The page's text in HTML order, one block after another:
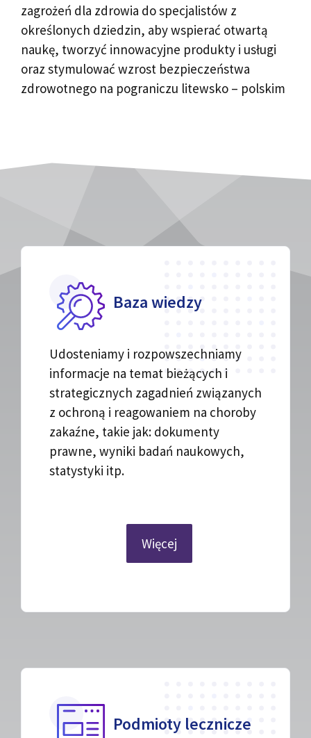
zagrożeń dla zdrowia do specjalistów z
określonych dziedzin, aby wspierać otwartą
naukę, tworzyć innowacyjne produkty i usługi
oraz stymulować wzrost bezpieczeństwa
zdrowotnego na pograniczu litewsko – polskim
Baza wiedzy
Udosteniamy i rozpowszechniamy
informacje na temat bieżących i
strategicznych zagadnień związanych
z ochroną i reagowaniem na choroby
zakaźne, takie jak: dokumenty
prawne, wyniki badań naukowych,
statystyki itp.
Więcej
Podmioty lecznicze